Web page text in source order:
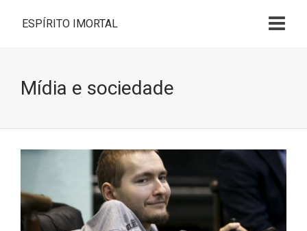
ESPÍRITO IMORTAL
Mídia e sociedade